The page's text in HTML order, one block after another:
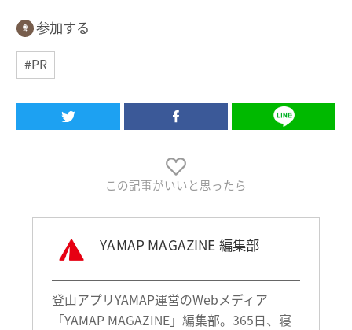
参加する
#PR
この記事がいいと思ったら
YAMAP MAGAZINE 編集部
登山アプリYAMAP運営のWebメディア
「YAMAP MAGAZINE」編集部。365日、寝